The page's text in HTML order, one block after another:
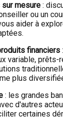
mesure :
ou un
aider à
financiers
variable, prêts-
plus
: les grandes
d'autres
certaines